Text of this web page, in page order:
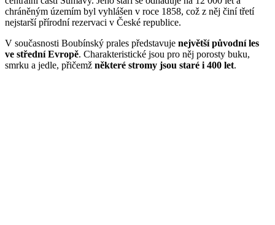
chráněným územím byl vyhlášen v roce 1858, což z něj činí třetí
nejstarší přírodní rezervaci v České republice.
V současnosti Boubínský prales představuje největší původní les
ve střední Evropě. Charakteristické jsou pro něj porosty buku,
smrku a jedle, přičemž některé stromy jsou staré i 400 let.